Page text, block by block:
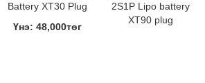
Battery XT30 Plug
Үнэ: 48,000төг
2S1P Lipo battery
XT90 plug